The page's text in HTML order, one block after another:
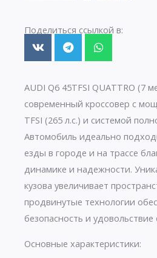
Поделиться ссылкой в:
AUDI Q6 45TFSI QUATTRO (7
современный кроссовер с
TFSI (265 л.с.) и системой
Автомобиль идеально
езды в городе и на трассе
динамике и надежности.
кузова увеличивает
продвинутые технологии
безопасность и
Основные характеристики: